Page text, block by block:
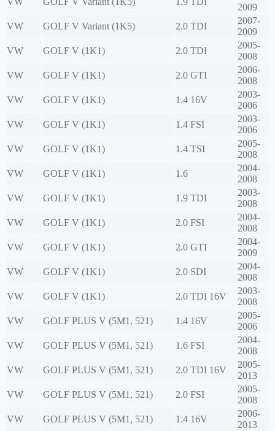
2009
VW
GOLF V Variant (1K5) 2.0 TDI
2007-
2009
VW
GOLF V (1K1) 2.0 TDI
2005-
2008
VW
GOLF V (1K1) 2.0 GTI
2006-
2008
VW
GOLF V (1K1) 1.4 16V
2003-
2006
VW
GOLF V (1K1) 1.4 FSI
2003-
2006
VW
GOLF V (1K1) 1.4 TSI
2005-
2008
VW
GOLF V (1K1) 1.6
2004-
2008
VW
GOLF V (1K1) 1.9 TDI
2003-
2008
VW
GOLF V (1K1) 2.0 FSI
2004-
2008
VW
GOLF V (1K1) 2.0 GTI
2004-
2009
VW
GOLF V (1K1) 2.0 SDI
2004-
2008
VW
GOLF V (1K1) 2.0 TDI 16V
2003-
2008
VW
GOLF PLUS V (5M1, 521) 1.4 16V
2005-
2006
VW
GOLF PLUS V (5M1, 521) 1.6 FSI
2004-
2008
VW
GOLF PLUS V (5M1, 521) 2.0 TDI 16V
2005-
2013
VW
GOLF PLUS V (5M1, 521) 2.0 FSI
2005-
2008
VW
GOLF PLUS V (5M1, 521) 1.4 16V
2006-
2013